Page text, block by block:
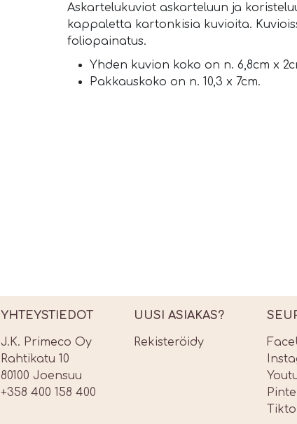
Askartelukuviot askarteluun ja
kappaletta kartonkisia kuvioita.
foliopainatus.
Yhden kuvion koko on n. 6,8cm x
Pakkauskoko on n. 10,3 x 7cm.
YHTEYSTIEDOT
J.K. Primeco Oy
Rahtikatu 10
80100 Joensuu
+358 400 158 400
UUSI ASIAKAS?
Rekisteröidy